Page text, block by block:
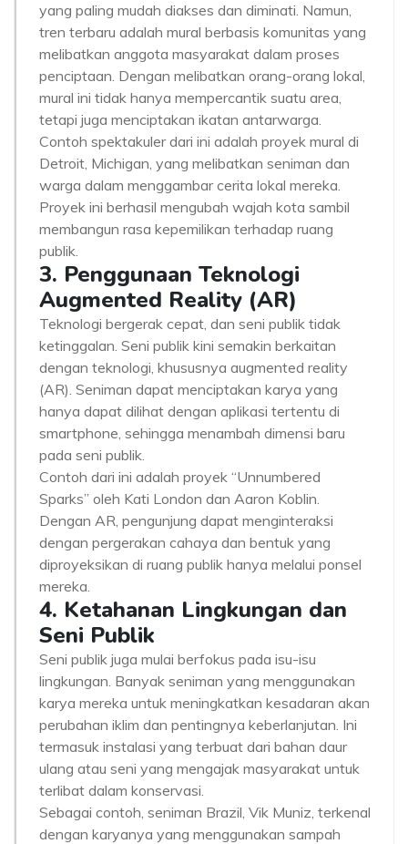
yang paling mudah diakses dan diminati. Namun,
tren terbaru adalah mural berbasis komunitas yang
melibatkan anggota masyarakat dalam proses
penciptaan. Dengan melibatkan orang-orang lokal,
mural ini tidak hanya mempercantik suatu area,
tetapi juga menciptakan ikatan antarwarga.
Contoh spektakuler dari ini adalah proyek mural di
Detroit, Michigan, yang melibatkan seniman dan
warga dalam menggambar cerita lokal mereka.
Proyek ini berhasil mengubah wajah kota sambil
membangun rasa kepemilikan terhadap ruang
publik.
3. Penggunaan Teknologi
Augmented Reality (AR)
Teknologi bergerak cepat, dan seni publik tidak
ketinggalan. Seni publik kini semakin berkaitan
dengan teknologi, khususnya augmented reality
(AR). Seniman dapat menciptakan karya yang
hanya dapat dilihat dengan aplikasi tertentu di
smartphone, sehingga menambah dimensi baru
pada seni publik.
Contoh dari ini adalah proyek “Unnumbered
Sparks” oleh Kati London dan Aaron Koblin.
Dengan AR, pengunjung dapat menginteraksi
dengan pergerakan cahaya dan bentuk yang
diproyeksikan di ruang publik hanya melalui ponsel
mereka.
4. Ketahanan Lingkungan dan
Seni Publik
Seni publik juga mulai berfokus pada isu-isu
lingkungan. Banyak seniman yang menggunakan
karya mereka untuk meningkatkan kesadaran akan
perubahan iklim dan pentingnya keberlanjutan. Ini
termasuk instalasi yang terbuat dari bahan daur
ulang atau seni yang mengajak masyarakat untuk
terlibat dalam konservasi.
Sebagai contoh, seniman Brazil, Vik Muniz, terkenal
dengan karyanya yang menggunakan sampah